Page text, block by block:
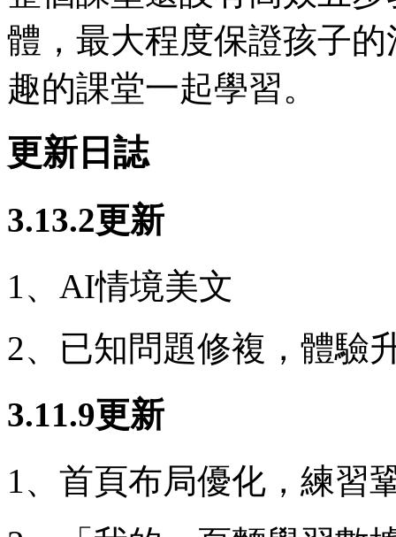
體，最大程度保證孩子
趣的課堂一起學習。
更新日誌
3.13.2更新
1、AI情境美文
2、已知問題修複，體驗
3.11.9更新
1、首頁布局優化，練習